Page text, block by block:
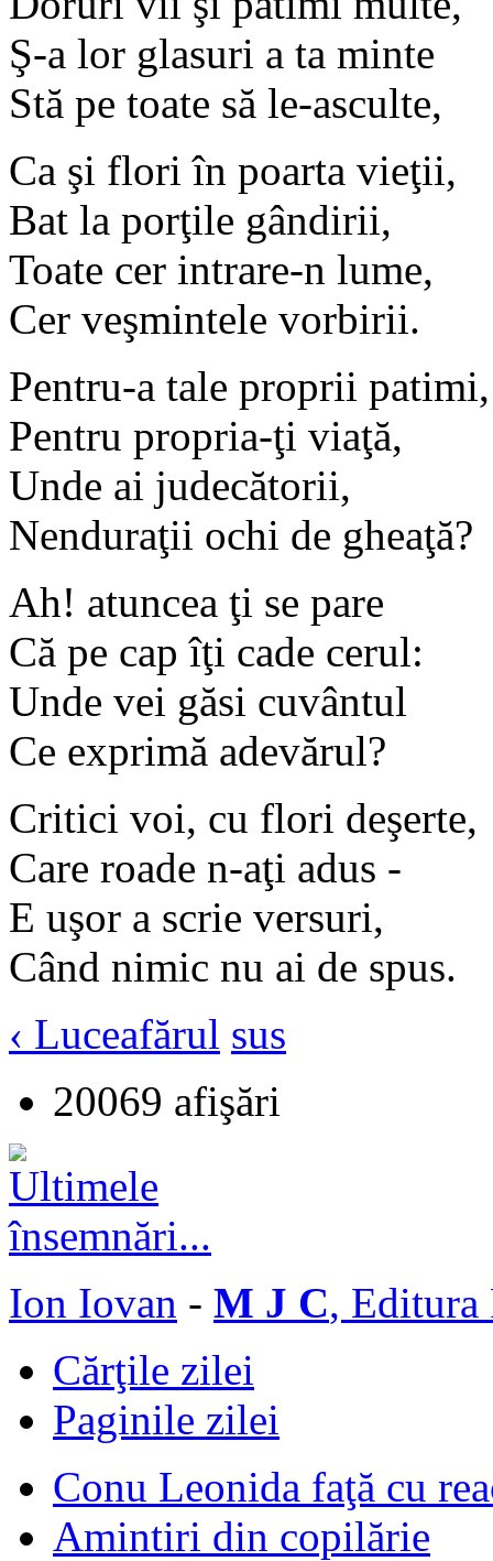
Ş-a lor glasuri a ta minte
Stă pe toate să le-asculte,
Ca şi flori în poarta vieţii,
Bat la porţile gândirii,
Toate cer intrare-n lume,
Cer veşmintele vorbirii.
Pentru-a tale proprii patimi,
Pentru propria-ţi viaţă,
Unde ai judecătorii,
Nenduraţii ochi de gheaţă?
Ah! atuncea ţi se pare
Că pe cap îţi cade cerul:
Unde vei găsi cuvântul
Ce exprimă adevărul?
Critici voi, cu flori deşerte,
Care roade n-aţi adus -
E uşor a scrie versuri,
Când nimic nu ai de spus.
‹ Luceafărul sus
20069 afişări
Ion Iovan - M J C, Editura
Cărţile zilei
Paginile zilei
Conu Leonida faţă cu
Amintiri din copilărie